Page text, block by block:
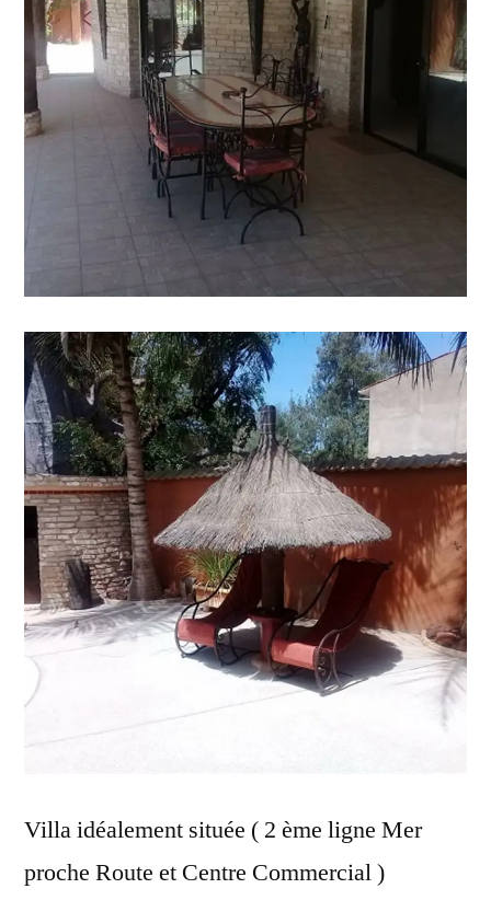
Villa idéalement située ( 2 ème ligne Mer
proche Route et Centre Commercial )